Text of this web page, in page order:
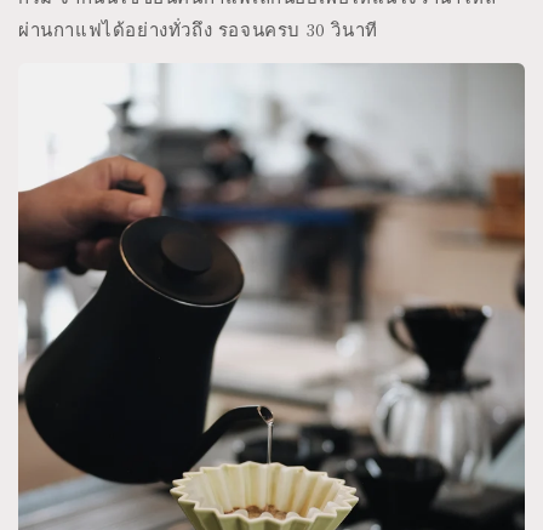
ผ่านกาแฟได้อย่างทั่วถึง รอจนครบ 30 วินาที